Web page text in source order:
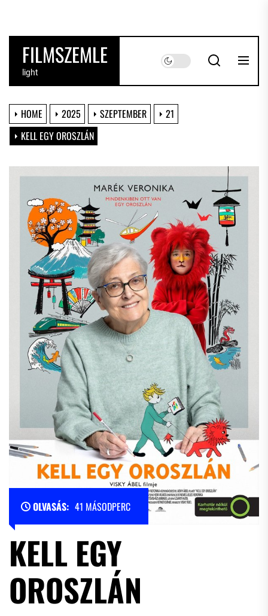
the
contentFILMSZEMLE
light
HOME 2025 SZEPTEMBER
21
KELL EGY OROSZLÁN
OLVASÁS: 41 MÁSODPERC
KELL EGY
OROSZLÁN